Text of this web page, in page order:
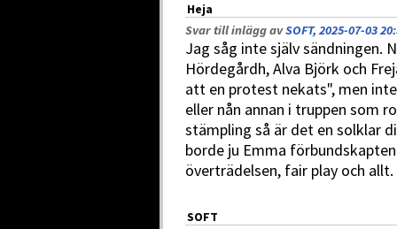
Heja
Svar till inlägg avSOFT, 2025-07-03
Jag såg inte själv sändningen.
Hördegårdh, Alva Björk och
att en protest nekats", men
eller nån annan i truppen som
stämpling så är det en solklar
borde ju Emma
överträdelsen, fair play och allt.
SOFT